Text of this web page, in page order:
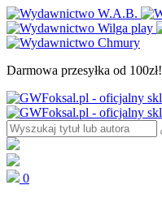
Darmowa przesyłka od 100zł!
0